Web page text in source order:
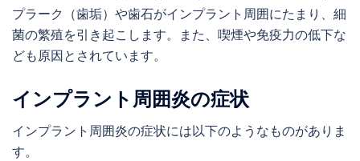
プラーク（歯垢）や歯石がインプラント周囲にたまり、細
菌の繁殖を引き起こします。また、喫煙や免疫力の低下な
ども原因とされています。
インプラント周囲炎の症状
インプラント周囲炎の症状には以下のようなものがありま
す。